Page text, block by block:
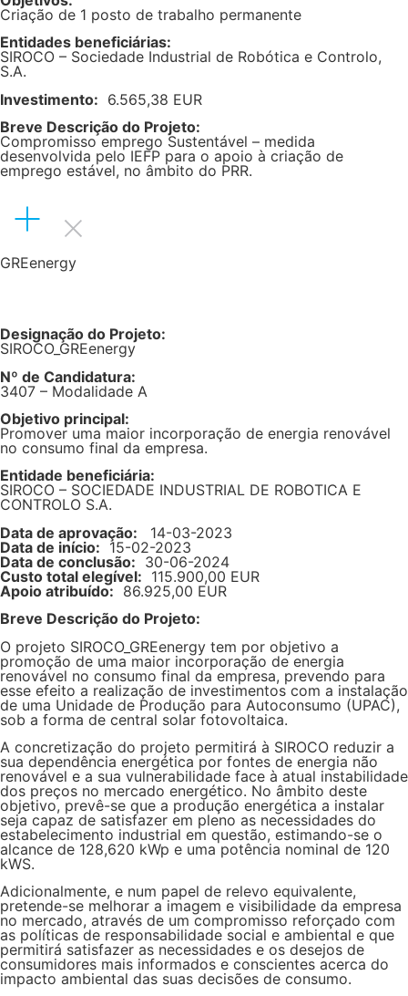
Criação de 1 posto de trabalho permanente
Entidades beneficiárias:
SIROCO – Sociedade Industrial de Robótica e Controlo,
S.A.
Investimento: 6.565,38 EUR
Breve Descrição do Projeto:
Compromisso emprego Sustentável – medida
desenvolvida pelo IEFP para o apoio à criação de
emprego estável, no âmbito do PRR.
GREenergy
Designação do Projeto:
SIROCO_GREenergy
Nº de Candidatura:
3407 – Modalidade A
Objetivo principal:
Promover uma maior incorporação de energia renovável
no consumo final da empresa.
Entidade beneficiária:
SIROCO – SOCIEDADE INDUSTRIAL DE ROBOTICA E
CONTROLO S.A.
Data de aprovação:
14-03-2023
Data de início: 15-02-2023
Data de conclusão: 30-06-2024
Custo total elegível: 115.900,00 EUR
Apoio atribuído: 86.925,00 EUR
Breve Descrição do Projeto:
O projeto SIROCO_GREenergy tem por objetivo a
promoção de uma maior incorporação de energia
renovável no consumo final da empresa, prevendo para
esse efeito a realização de investimentos com a instalação
de uma Unidade de Produção para Autoconsumo (UPAC),
sob a forma de central solar fotovoltaica.
A concretização do projeto permitirá à SIROCO reduzir a
sua dependência energética por fontes de energia não
renovável e a sua vulnerabilidade face à atual instabilidade
dos preços no mercado energético. No âmbito deste
objetivo, prevê-se que a produção energética a instalar
seja capaz de satisfazer em pleno as necessidades do
estabelecimento industrial em questão, estimando-se o
alcance de 128,620 kWp e uma potência nominal de 120
kWS.
Adicionalmente, e num papel de relevo equivalente,
pretende-se melhorar a imagem e visibilidade da empresa
no mercado, através de um compromisso reforçado com
as políticas de responsabilidade social e ambiental e que
permitirá satisfazer as necessidades e os desejos de
consumidores mais informados e conscientes acerca do
impacto ambiental das suas decisões de consumo.